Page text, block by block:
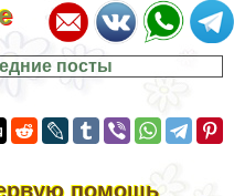
посты
помощь